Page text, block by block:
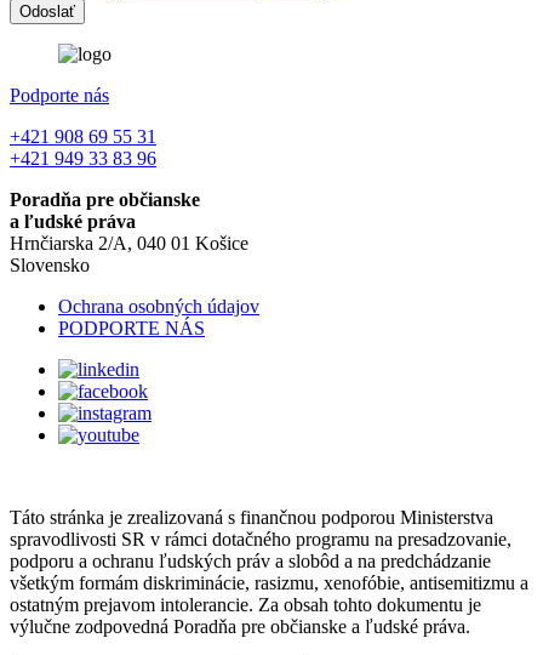
Podporte nás
+421 908 69 55 31
+421 949 33 83 96
Poradňa pre občianske
a ľudské práva
Hrnčiarska 2/A, 040 01 Košice
Slovensko
Ochrana osobných údajov
PODPORTE NÁS
Táto stránka je zrealizovaná s finančnou podporou Ministerstva
spravodlivosti SR v rámci dotačného programu na presadzovanie,
podporu a ochranu ľudských práv a slobôd a na predchádzanie
všetkým formám diskriminácie, rasizmu, xenofóbie, antisemitizmu a
ostatným prejavom intolerancie. Za obsah tohto dokumentu je
výlučne zodpovedná Poradňa pre občianske a ľudské práva.